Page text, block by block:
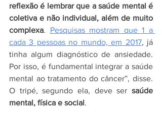
reflexão é lembrar que a saúde mental é
coletiva e não individual, além de muito
complexa. Pesquisas mostram que 1 a
cada 3 pessoas no mundo, em 2017, já
tinha algum diagnóstico de ansiedade.
Por isso, é fundamental integrar a saúde
mental ao tratamento do câncer”, disse.
O tripé, segundo ela, deve ser saúde
mental, física e social.